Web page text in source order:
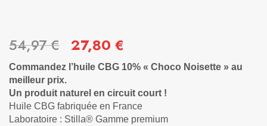
54,97€ 27,80 €
Commandez l’huile CBG 10% « Choco Noisette » au
meilleur prix.
Un produit naturel en circuit court !
Huile CBG fabriquée en France
Laboratoire : Stilla® Gamme premium